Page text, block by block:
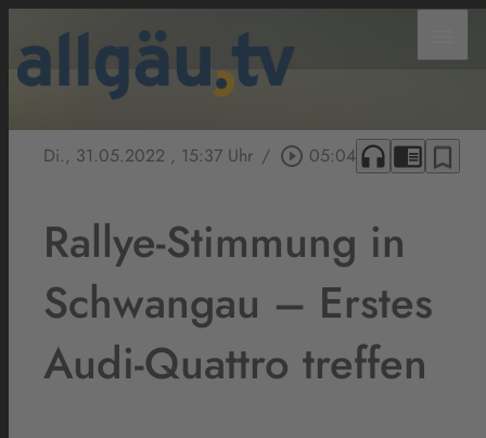
Di., 31.05.2022 , 15:37 Uhr / play_circle_outline 05:04 headphones chrome_reader_mode bookmark_border
Rallye-Stimmung in
Schwangau – Erstes
Audi-Quattro treffen